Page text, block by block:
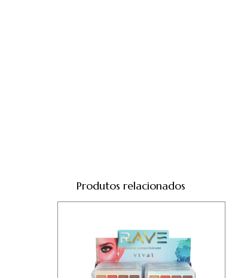
Produtos relacionados